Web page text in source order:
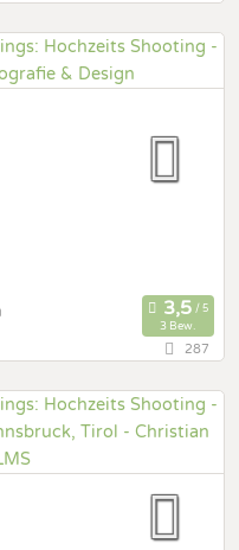
Shooting
3 Bew.
Shooting
287